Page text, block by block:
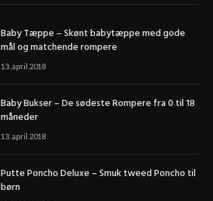
Baby Tæppe – Skønt babytæppe med gode
mål og matchende rompere
13. april 2018
Baby Bukser – De sødeste Rompere fra 0 til 18
måneder
13. april 2018
Putte Poncho Deluxe – Smuk tweed Poncho til
børn